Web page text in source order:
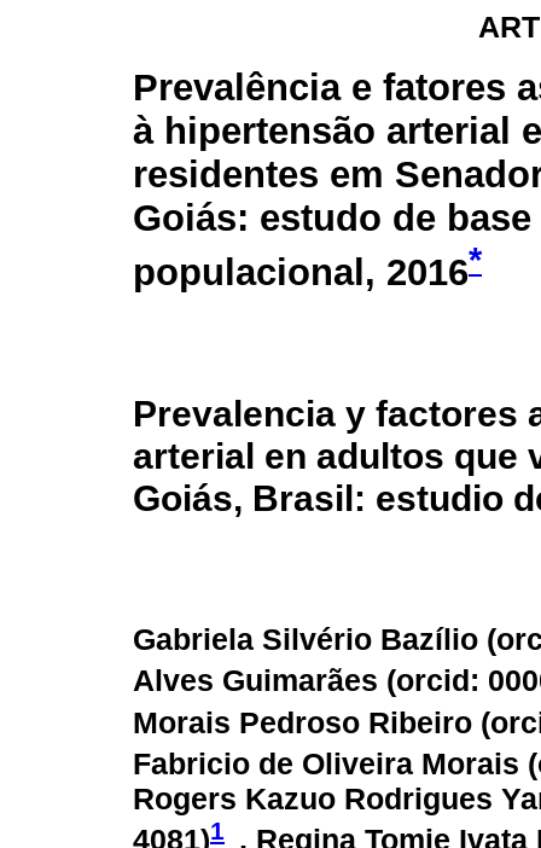
Prevalência e fatores
à hipertensão arterial
residentes em
Goiás: estudo de base
populacional, 2016*
Prevalencia y factores
arterial en adultos que
Goiás, Brasil: estudio
Gabriela Silvério Bazílio (
Alves Guimarães (orcid:
Morais Pedroso Ribeiro (
Fabricio de Oliveira Morais (
Rogers Kazuo Rodrigues
4081)1 , Regina Tomie Ivata